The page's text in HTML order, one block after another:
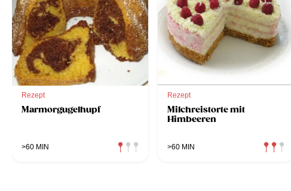
Rezept
Marmorgugelhupf
>60 MIN
Rezept
Milchreistorte mit
Himbeeren
>60 MIN